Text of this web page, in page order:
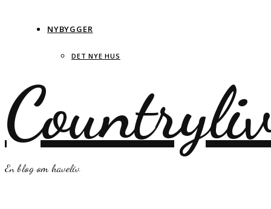
NYBYGGER
DET NYE HUS
En blog om haveliv